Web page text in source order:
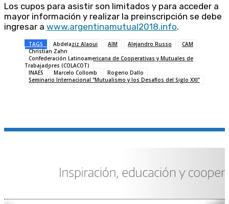
Los cupos para asistir son limitados y para acceder a
mayor información y realizar la preinscripción se debe
ingresar a www.argentinamutual2018.info.
TAGS Abdelaziz Alaoui AIM Alejandro Russo
CAM
Christian Zahn
Confederación Latinoamericana de Cooperativas y Mutuales de
Trabajadores (COLACOT)
INAES
Marcelo Collomb
Rogerio Dallo
Seminario Internacional “Mutualismo y los Desafíos del Siglo XXI”